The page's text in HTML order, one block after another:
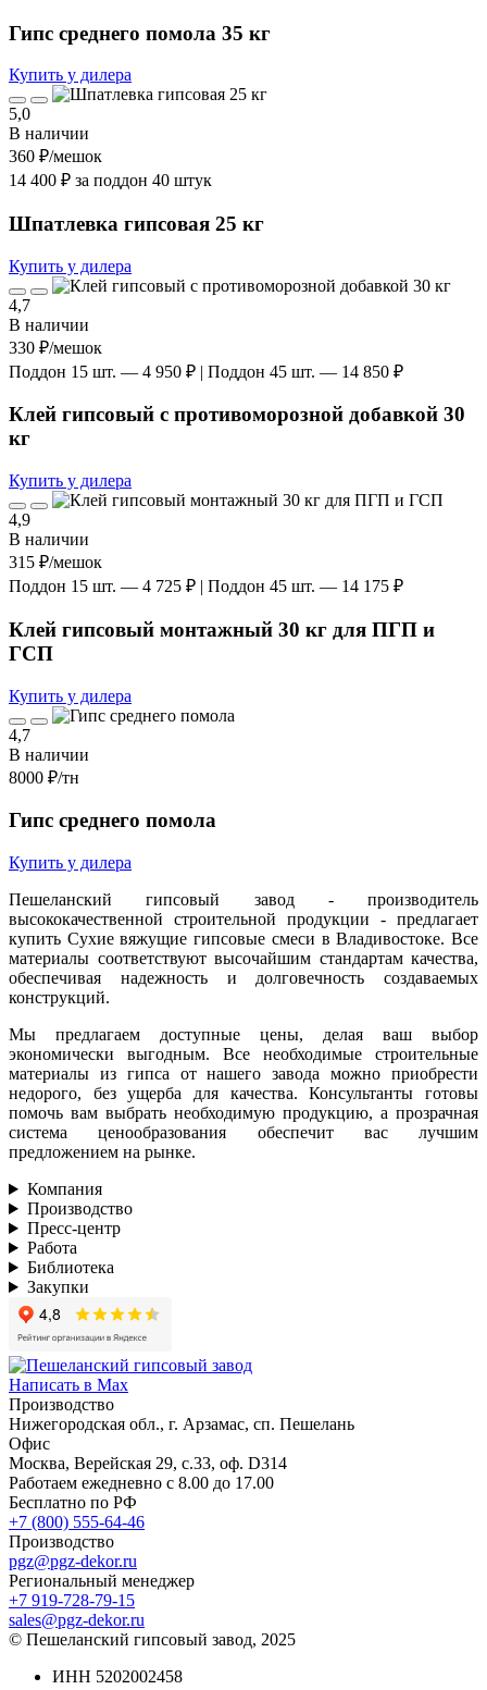
Гипс среднего помола 35 кг
Купить у дилера
5,0
В наличии
360 ₽/мешок
14 400 ₽ за поддон 40 штук
Шпатлевка гипсовая 25 кг
Купить у дилера
4,7
В наличии
330 ₽/мешок
Поддон 15 шт. — 4 950 ₽ | Поддон 45 шт. — 14 850 ₽
Клей гипсовый с противоморозной добавкой 30
кг
Купить у дилера
4,9
В наличии
315 ₽/мешок
Поддон 15 шт. — 4 725 ₽ | Поддон 45 шт. — 14 175 ₽
Клей гипсовый монтажный 30 кг для ПГП и
ГСП
Купить у дилера
4,7
В наличии
8000 ₽/тн
Гипс среднего помола
Купить у дилера
Пешеланский гипсовый завод - производитель
высококачественной строительной продукции - предлагает
купить Сухие вяжущие гипсовые смеси в Владивостоке. Все
материалы соответствуют высочайшим стандартам качества,
обеспечивая надежность и долговечность создаваемых
конструкций.
Мы предлагаем доступные цены, делая ваш выбор
экономически выгодным. Все необходимые строительные
материалы из гипса от нашего завода можно приобрести
недорого, без ущерба для качества. Консультанты готовы
помочь вам выбрать необходимую продукцию, а прозрачная
система ценообразования обеспечит вас лучшим
предложением на рынке.
Компания
Производство
Пресс-центр
Работа
Библиотека
Закупки
Написать в Max
Производство
Нижегородская обл., г. Арзамас, сп. Пешелань
Офис
Москва, Верейская 29, с.33, оф. D314
Работаем ежедневно с 8.00 до 17.00
Бесплатно по РФ
+7 (800) 555-64-46
Производство
pgz@pgz-dekor.ru
Региональный менеджер
+7 919-728-79-15
sales@pgz-dekor.ru
© Пешеланский гипсовый завод, 2025
ИНН 5202002458